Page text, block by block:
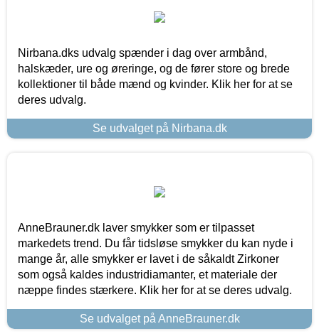
Nirbana.dks udvalg spænder i dag over armbånd,
halskæder, ure og øreringe, og de fører store og brede
kollektioner til både mænd og kvinder. Klik her for at se
deres udvalg.
Se udvalget på Nirbana.dk
AnneBrauner.dk laver smykker som er tilpasset
markedets trend. Du får tidsløse smykker du kan nyde i
mange år, alle smykker er lavet i de såkaldt Zirkoner
som også kaldes industridiamanter, et materiale der
næppe findes stærkere. Klik her for at se deres udvalg.
Se udvalget på AnneBrauner.dk